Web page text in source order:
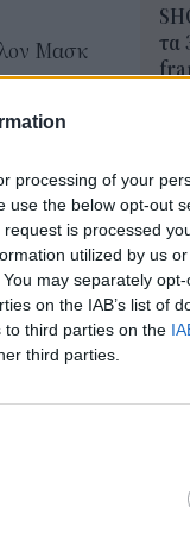
processing of your
use the below opt-out
is processed
utilized by us
may separately
on the IAB’s list of
to third parties on the
third parties.
Μασκ
καθώς
καθώς
Motors
τα
οι
06